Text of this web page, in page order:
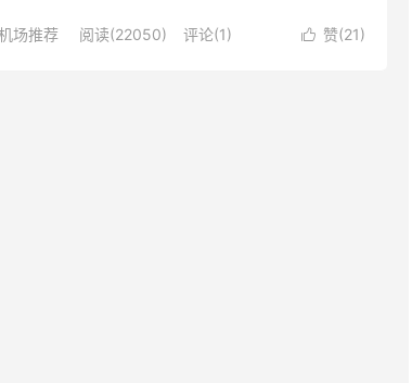
 赞(21)
场推荐 阅读(22050) 评论(1)